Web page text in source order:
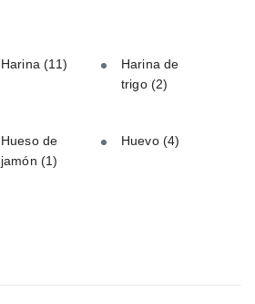
Harina(11)
Harina de
trigo(2)
Hueso de
jamón (1)
Huevo(4)